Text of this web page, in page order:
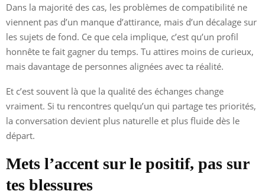
Dans la majorité des cas, les problèmes de compatibilité ne
viennent pas d’un manque d’attirance, mais d’un décalage sur
les sujets de fond. Ce que cela implique, c’est qu’un profil
honnête te fait gagner du temps. Tu attires moins de curieux,
mais davantage de personnes alignées avec ta réalité.
Et c’est souvent là que la qualité des échanges change
vraiment. Si tu rencontres quelqu’un qui partage tes priorités,
la conversation devient plus naturelle et plus fluide dès le
départ.
Mets l’accent sur le positif, pas sur
tes blessures